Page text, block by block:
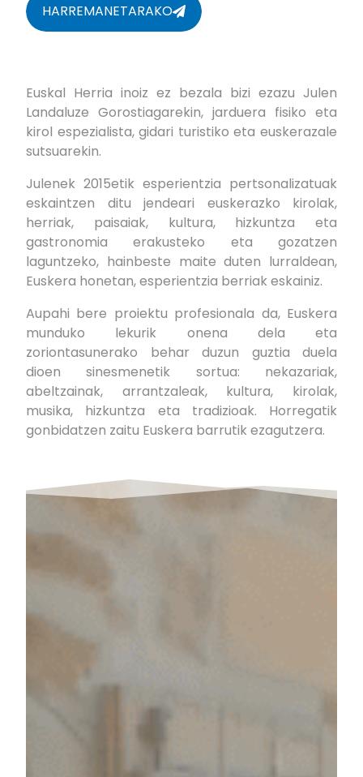
HARREMANETARAKO
Euskal Herria inoiz ez bezala bizi ezazu Julen
Landaluze Gorostiagarekin, jarduera fisiko eta
kirol espezialista, gidari turistiko eta euskerazale
sutsuarekin.
Julenek 2015etik esperientzia pertsonalizatuak
eskaintzen ditu jendeari euskerazko kirolak,
herriak, paisaiak, kultura, hizkuntza eta
gastronomia erakusteko eta gozatzen
laguntzeko, hainbeste maite duten lurraldean,
Euskera honetan, esperientzia berriak eskainiz.
Aupahi bere proiektu profesionala da, Euskera
munduko lekurik onena dela eta
zoriontasunerako behar duzun guztia duela
dioen sinesmenetik sortua: nekazariak,
abeltzainak, arrantzaleak, kultura, kirolak,
musika, hizkuntza eta tradizioak. Horregatik
gonbidatzen zaitu Euskera barrutik ezagutzera.